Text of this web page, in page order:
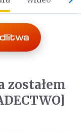
zostałem